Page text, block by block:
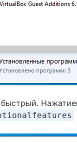
быстрый.